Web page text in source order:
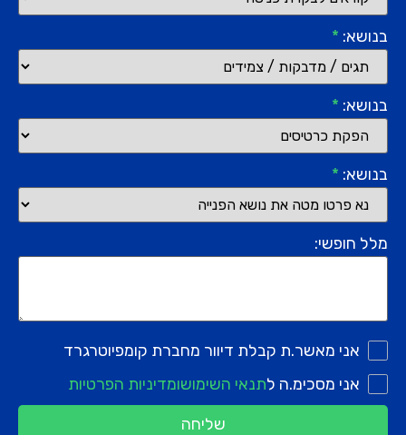
בנושא: *
בנושא: *
בנושא: *
מלל חופשי:
אני מאשר.ת קבלת דיוור מחברת קומפיוטרגרד
אני מסכימ.ה לתנאי השימושומדיניות הפרטיות
שליחה